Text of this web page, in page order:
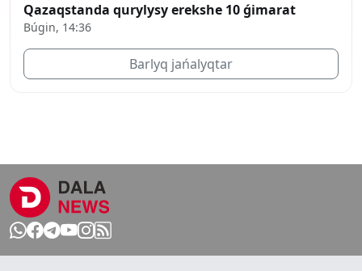
Qazaqstanda qurylysy erekshe 10 ǵimarat
Búgin, 14:36
Barlyq jańalyqtar